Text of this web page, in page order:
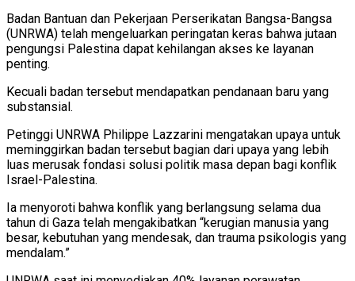
Badan Bantuan dan Pekerjaan Perserikatan Bangsa-Bangsa
(UNRWA) telah mengeluarkan peringatan keras bahwa jutaan
pengungsi Palestina dapat kehilangan akses ke layanan
penting.
Kecuali badan tersebut mendapatkan pendanaan baru yang
substansial.
Petinggi UNRWA Philippe Lazzarini mengatakan upaya untuk
meminggirkan badan tersebut bagian dari upaya yang lebih
luas merusak fondasi solusi politik masa depan bagi konflik
Israel-Palestina.
Ia menyoroti bahwa konflik yang berlangsung selama dua
tahun di Gaza telah mengakibatkan “kerugian manusia yang
besar, kebutuhan yang mendesak, dan trauma psikologis yang
mendalam.”